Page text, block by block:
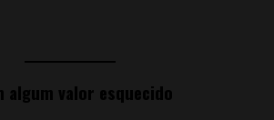
algum valor esquecido